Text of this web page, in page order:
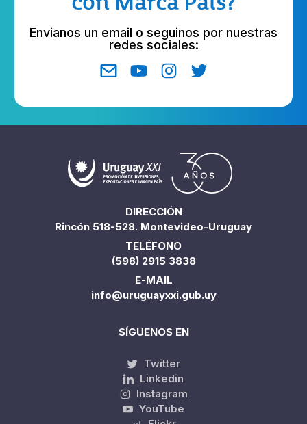
Envianos un email o seguinos por nuestras
redes sociales:
DIRECCIÓN
Rincón 518-528. Montevideo-Uruguay
TELÉFONO
(598) 2915 3838
E-MAIL
info@uruguayxxi.gub.uy
SÍGUENOS EN
Twitter
Linkedin
Instagram
YouTube